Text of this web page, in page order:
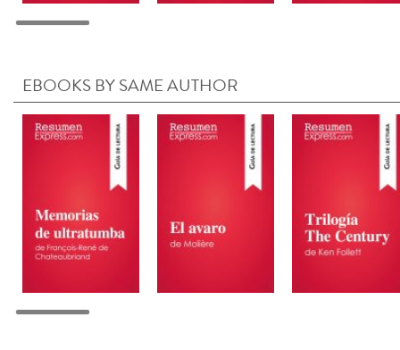
EBOOKS BY SAME AUTHOR